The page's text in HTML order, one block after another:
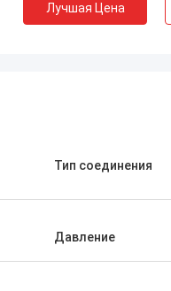
Лучшая Цена
Тип соединения
Давление